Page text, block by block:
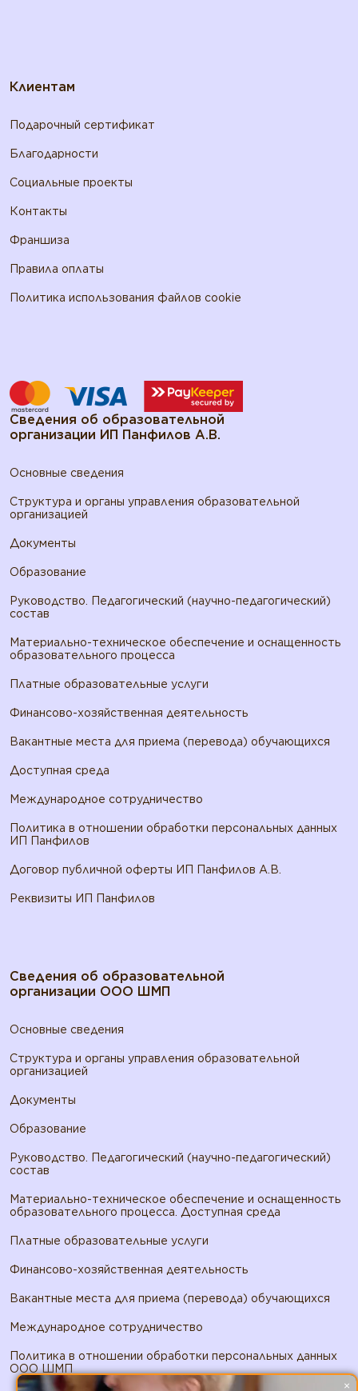
Клиентам
Подарочный сертификат
Благодарности
Социальные проекты
Контакты
Франшиза
Правила оплаты
Политика использования файлов cookie
Сведения об образовательной
организации ИП Панфилов А.В.
Основные сведения
Структура и органы управления образовательной
организацией
Документы
Образование
Руководство. Педагогический (научно-педагогический)
состав
Материально-техническое обеспечение и оснащенность
образовательного процесса
Платные образовательные услуги
Финансово-хозяйственная деятельность
Вакантные места для приема (перевода) обучающихся
Доступная среда
Международное сотрудничество
Политика в отношении обработки персональных данных
ИП Панфилов
Договор публичной оферты ИП Панфилов А.В.
Реквизиты ИП Панфилов
Сведения об образовательной
организации ООО ШМП
Основные сведения
Структура и органы управления образовательной
организацией
Документы
Образование
Руководство. Педагогический (научно-педагогический)
состав
Материально-техническое обеспечение и оснащенность
образовательного процесса. Доступная среда
Платные образовательные услуги
Финансово-хозяйственная деятельность
Вакантные места для приема (перевода) обучающихся
Международное сотрудничество
Политика в отношении обработки персональных данных
ООО ШМП
×